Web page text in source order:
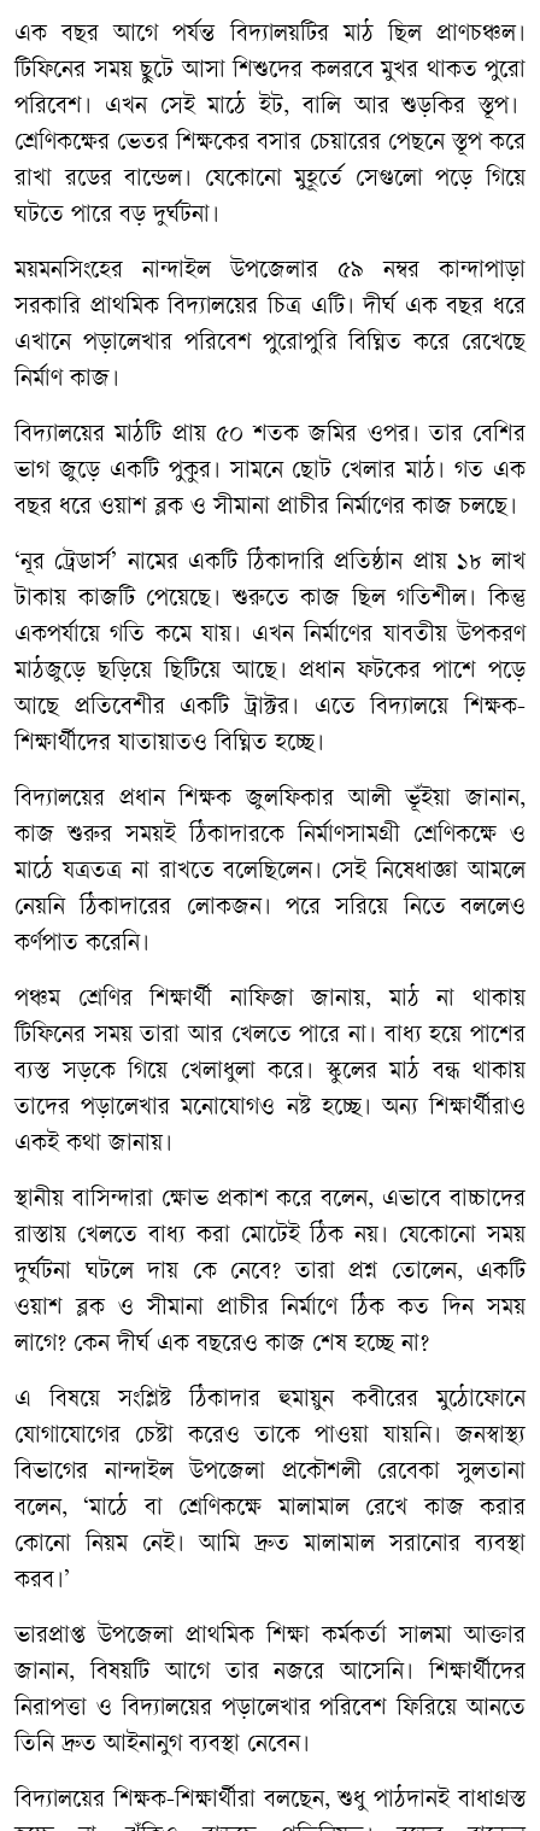
এক বছর আগে পর্যন্ত বিদ্যালয়টির মাঠ ছিল প্রাণচঞ্চল।
টিফিনের সময় ছুটে আসা শিশুদের কলরবে মুখর থাকত পুরো
পরিবেশ। এখন সেই মাঠে ইট, বালি আর শুড়কির স্তূপ।
শ্রেণিকক্ষের ভেতর শিক্ষকের বসার চেয়ারের পেছনে স্তূপ করে
রাখা রডের বান্ডেল। যেকোনো মুহূর্তে সেগুলো পড়ে গিয়ে
ঘটতে পারে বড় দুর্ঘটনা।
ময়মনসিংহের নান্দাইল উপজেলার ৫৯ নম্বর কান্দাপাড়া
সরকারি প্রাথমিক বিদ্যালয়ের চিত্র এটি। দীর্ঘ এক বছর ধরে
এখানে পড়ালেখার পরিবেশ পুরোপুরি বিঘ্নিত করে রেখেছে
নির্মাণ কাজ।
বিদ্যালয়ের মাঠটি প্রায় ৫০ শতক জমির ওপর। তার বেশির
ভাগ জুড়ে একটি পুকুর। সামনে ছোট খেলার মাঠ। গত এক
বছর ধরে ওয়াশ ব্লক ও সীমানা প্রাচীর নির্মাণের কাজ চলছে।
‘নূর ট্রেডার্স’ নামের একটি ঠিকাদারি প্রতিষ্ঠান প্রায় ১৮ লাখ
টাকায় কাজটি পেয়েছে। শুরুতে কাজ ছিল গতিশীল। কিন্তু
একপর্যায়ে গতি কমে যায়। এখন নির্মাণের যাবতীয় উপকরণ
মাঠজুড়ে ছড়িয়ে ছিটিয়ে আছে। প্রধান ফটকের পাশে পড়ে
আছে প্রতিবেশীর একটি ট্রাক্টর। এতে বিদ্যালয়ে শিক্ষক-
শিক্ষার্থীদের যাতায়াতও বিঘ্নিত হচ্ছে।
বিদ্যালয়ের প্রধান শিক্ষক জুলফিকার আলী ভূঁইয়া জানান,
কাজ শুরুর সময়ই ঠিকাদারকে নির্মাণসামগ্রী শ্রেণিকক্ষে ও
মাঠে যত্রতত্র না রাখতে বলেছিলেন। সেই নিষেধাজ্ঞা আমলে
নেয়নি ঠিকাদারের লোকজন। পরে সরিয়ে নিতে বললেও
কর্ণপাত করেনি।
পঞ্চম শ্রেণির শিক্ষার্থী নাফিজা জানায়, মাঠ না থাকায়
টিফিনের সময় তারা আর খেলতে পারে না। বাধ্য হয়ে পাশের
ব্যস্ত সড়কে গিয়ে খেলাধুলা করে। স্কুলের মাঠ বন্ধ থাকায়
তাদের পড়ালেখার মনোযোগও নষ্ট হচ্ছে। অন্য শিক্ষার্থীরাও
একই কথা জানায়।
স্থানীয় বাসিন্দারা ক্ষোভ প্রকাশ করে বলেন, এভাবে বাচ্চাদের
রাস্তায় খেলতে বাধ্য করা মোটেই ঠিক নয়। যেকোনো সময়
দুর্ঘটনা ঘটলে দায় কে নেবে? তারা প্রশ্ন তোলেন, একটি
ওয়াশ ব্লক ও সীমানা প্রাচীর নির্মাণে ঠিক কত দিন সময়
লাগে? কেন দীর্ঘ এক বছরেও কাজ শেষ হচ্ছে না?
এ বিষয়ে সংশ্লিষ্ট ঠিকাদার হুমায়ুন কবীরের মুঠোফোনে
যোগাযোগের চেষ্টা করেও তাকে পাওয়া যায়নি। জনস্বাস্থ্য
বিভাগের নান্দাইল উপজেলা প্রকৌশলী রেবেকা সুলতানা
বলেন, ‘মাঠে বা শ্রেণিকক্ষে মালামাল রেখে কাজ করার
কোনো নিয়ম নেই। আমি দ্রুত মালামাল সরানোর ব্যবস্থা
করব।’
ভারপ্রাপ্ত উপজেলা প্রাথমিক শিক্ষা কর্মকর্তা সালমা আক্তার
জানান, বিষয়টি আগে তার নজরে আসেনি। শিক্ষার্থীদের
নিরাপত্তা ও বিদ্যালয়ের পড়ালেখার পরিবেশ ফিরিয়ে আনতে
তিনি দ্রুত আইনানুগ ব্যবস্থা নেবেন।
বিদ্যালয়ের শিক্ষক-শিক্ষার্থীরা বলছেন, শুধু পাঠদানই বাধাগ্রস্ত